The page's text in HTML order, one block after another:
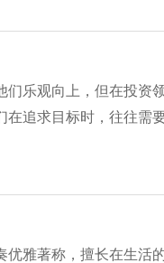
乐观向上，但在投资
追求目标时，往往需
雅著称，擅长在生活